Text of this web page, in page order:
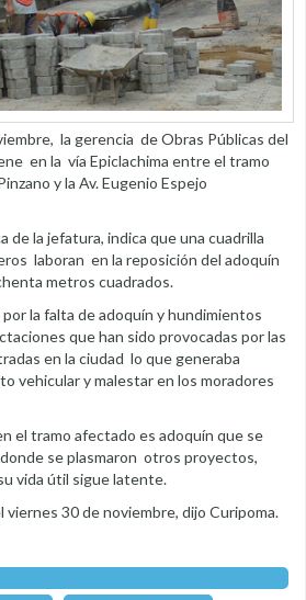
la gerencia de Obras Públicas del
en la vía Epiclachima entre el tramo
y la Av. Eugenio Espejo
de la jefatura, indica que una cuadrilla
laboran en la reposición del adoquín
metros cuadrados.
la falta de adoquín y hundimientos
que han sido provocadas por las
en la ciudad lo que generaba
vehicular y malestar en los moradores
el tramo afectado es adoquín que se
se plasmaron otros proyectos,
vida útil sigue latente.
viernes 30 de noviembre, dijo Curipoma.